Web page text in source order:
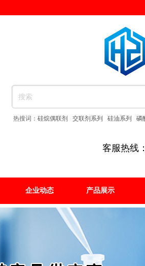
客服热线：
热搜词： 硅烷偶联剂 交联剂系列 硅油系列 磷
企业动态 产品展示